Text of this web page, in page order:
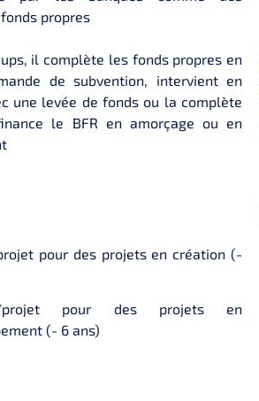
propres
il complète les fonds propres en
de subvention, intervient en
une levée de fonds ou la complète
le BFR en amorçage ou en
pour des projets en création (-
projet pour des projets en
(- 6 ans)